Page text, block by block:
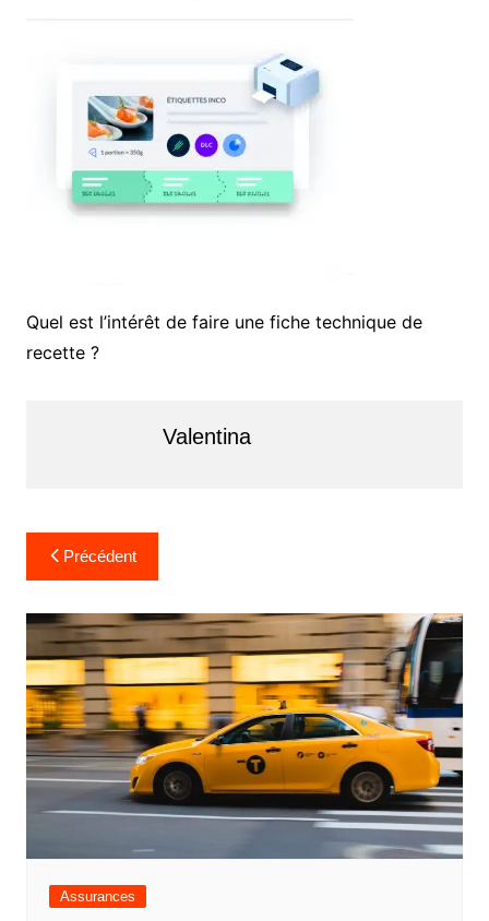
Quel est l’intérêt de faire une fiche technique de
recette ?
Valentina
Navigation
de
l’article
Précédent
Assurances